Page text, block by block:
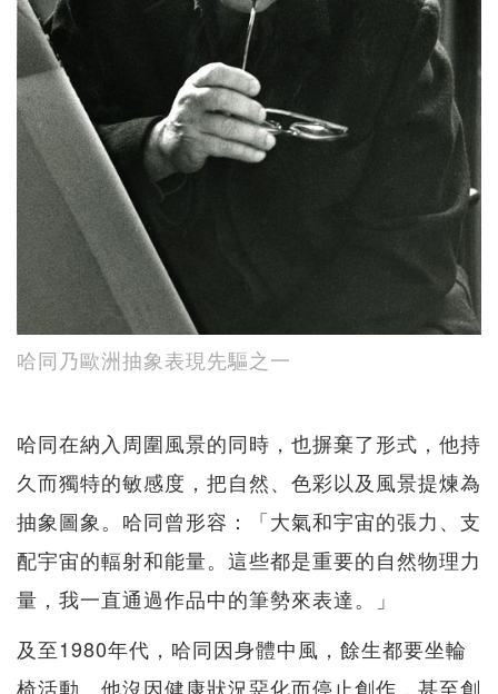
哈同乃歐洲抽象表現先驅之一
哈同在納入周圍風景的同時，也摒棄了形式，他持
久而獨特的敏感度，把自然、色彩以及風景提煉為
抽象圖象。哈同曾形容：「大氣和宇宙的張力、支
配宇宙的輻射和能量。這些都是重要的自然物理力
量，我一直通過作品中的筆勢來表達。」
及至1980年代，哈同因身體中風，餘生都要坐輪
椅活動。他沒因健康狀況惡化而停止創作，甚至創